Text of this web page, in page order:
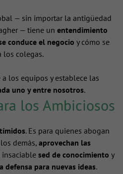
— sin importar la antigüedad
— tiene un entendimiento
conduce el negocio y cómo se
los colegas.
los equipos y establece las
uno y entre nosotros.
los Ambiciosos
. Es para quienes abogan
demás, aprovechan las
sed de conocimiento y
defensa para nuevas ideas.